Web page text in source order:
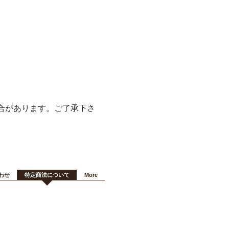
があります。ご了承下さ
せ 特定商法について More